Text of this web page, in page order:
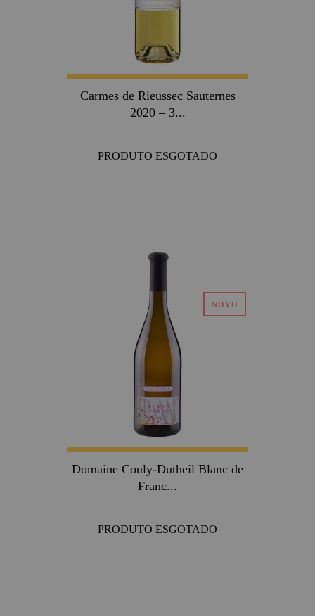
Carmes de Rieussec Sauternes
2020 – 3...
PRODUTO ESGOTADO
Domaine Couly-Dutheil Blanc de
Franc...
PRODUTO ESGOTADO